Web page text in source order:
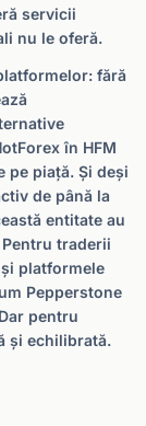
servicii
nu le oferă.
fără
în HFM
pe piață. Și deși
de până la
entitate au
traderii
platformele
Pepperstone
pentru
și echilibrată.